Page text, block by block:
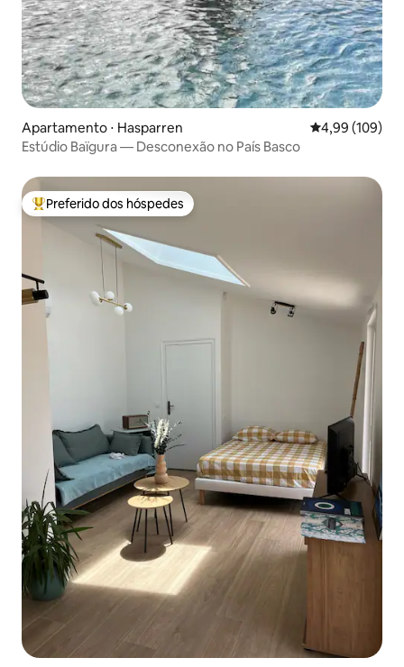
Apartamento ⋅ Hasparren 4,99 de uma
4,99 (109)
Estúdio Baïgura — Desconexão no País Basco
Entre os melhores preferidos dos hóspedes
Preferido dos hóspedes